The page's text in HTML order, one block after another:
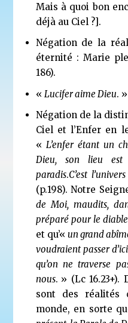
Mais à quoi bon
déjà au Ciel ?].
Négation de la
éternité : Marie
186).
« Lucifer aime Dieu.
Négation de la
Ciel et l’Enfer en
«L’enfer étant un
Dieu, son lieu
paradis.C’est
(p.198). Notre
de Moi, maudits,
préparé pour le
et qu’« un grand
voudraient passer
qu’on ne traverse
nous. » (Lc
sont des
monde, en sorte